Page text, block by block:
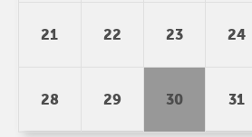
21 22 23 24
28 29 30 31